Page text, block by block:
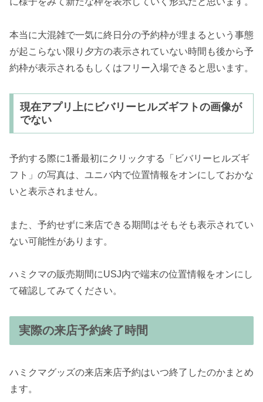
本当に大混雑で一気に終日分の予約枠が埋まるという事態
が起こらない限り夕方の表示されていない時間も後から予
約枠が表示されるもしくはフリー入場できると思います。
現在アプリ上にビバリーヒルズギフトの画像が
でない
予約する際に1番最初にクリックする「ビバリーヒルズギ
フト」の写真は、ユニバ内で位置情報をオンにしておかな
いと表示されません。
また、予約せずに来店できる期間はそもそも表示されてい
ない可能性があります。
ハミクマの販売期間にUSJ内で端末の位置情報をオンにし
て確認してみてください。
実際の来店予約終了時間
ハミクマグッズの来店来店予約はいつ終了したのかまとめ
ます。